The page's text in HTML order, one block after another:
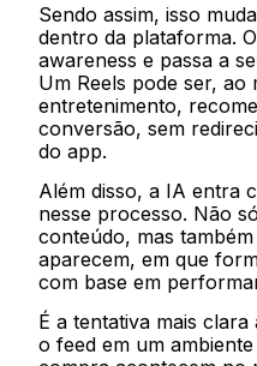
Sendo assim, isso
dentro da plataforma.
awareness e passa a
Um Reels pode ser, ao
entretenimento,
conversão, sem
do app.
Além disso, a IA entra
nesse processo. Não
conteúdo, mas
aparecem, em que
com base em
É a tentativa mais
o feed em um